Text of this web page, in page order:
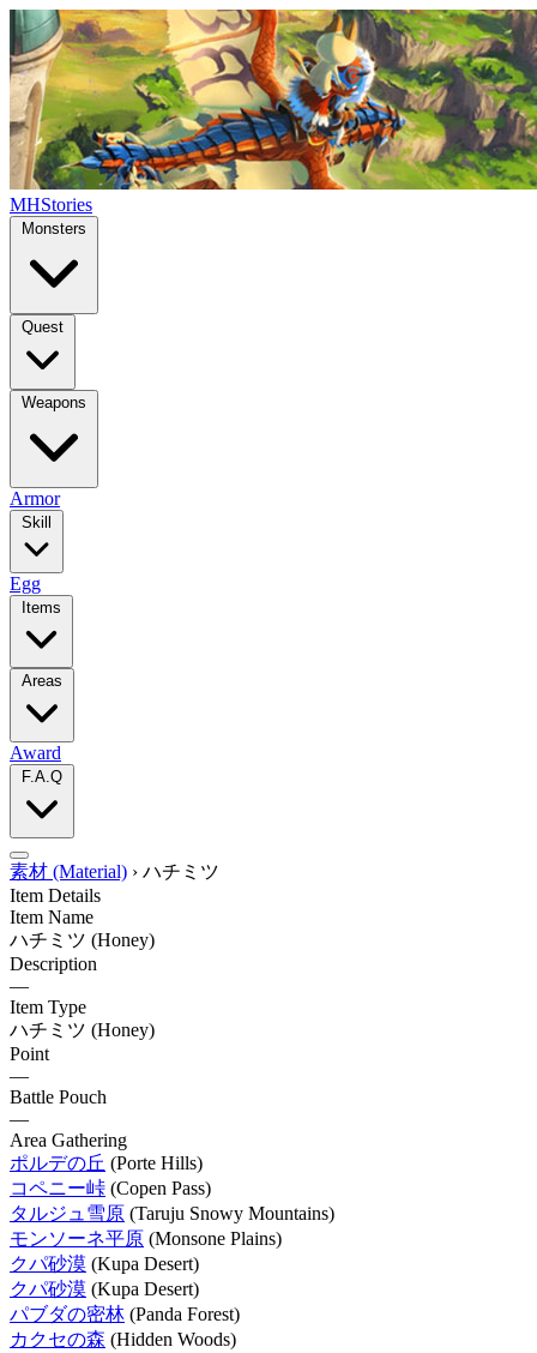
MHStories
Monsters
Quest
Weapons
Armor
Skill
Egg
Items
Areas
Award
F.A.Q
素材 (Material) › ハチミツ
Item Details
Item Name
ハチミツ (Honey)
Description
—
Item Type
ハチミツ (Honey)
Point
—
Battle Pouch
—
Area Gathering
ポルデの丘 (Porte Hills)
コペニー峠 (Copen Pass)
タルジュ雪原 (Taruju Snowy Mountains)
モンソーネ平原 (Monsone Plains)
クパ砂漠 (Kupa Desert)
クパ砂漠 (Kupa Desert)
パブダの密林 (Panda Forest)
カクセの森 (Hidden Woods)